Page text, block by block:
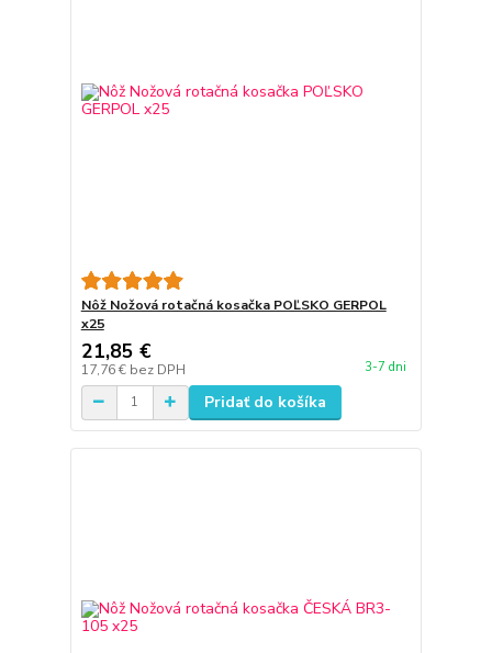
Nôž Nožová rotačná kosačka POĽSKO GERPOL
x25
21,85 €
17,76 € bez DPH 3-7 dni
Pridať do košíka